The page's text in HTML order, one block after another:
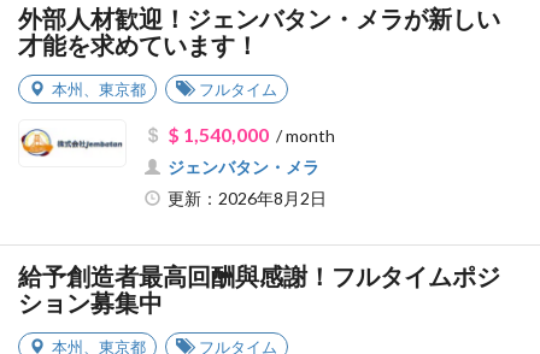
外部人材歓迎！ジェンバタン・メラが新しい
才能を求めています！
本州 東京都 フルタイム
$ 1,540,000/ month
ジェンバタン・メラ
更新：2026年8月2日
給予創造者最高回酬與感謝！フルタイムポジ
ション募集中
本州 東京都 フルタイム